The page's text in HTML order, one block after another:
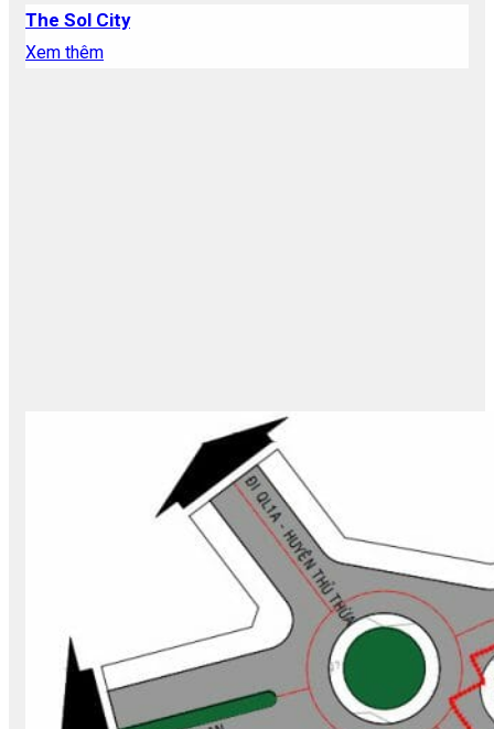
The Sol City
Xem thêm